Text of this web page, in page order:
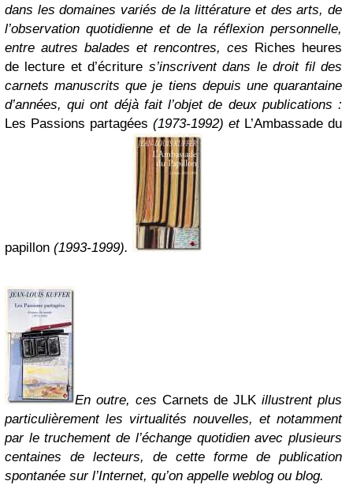
dans les domaines variés de la littérature et des arts, de
l’observation quotidienne et de la réflexion personnelle,
entre autres balades et rencontres, ces Riches heures
de lecture et d’écriture s’inscrivent dans le droit fil des
carnets manuscrits que je tiens depuis une quarantaine
d’années, qui ont déjà fait l’objet de deux publications :
Les Passions partagées (1973-1992) etL’Ambassade du
papillon (1993-1999).
En outre, ces Carnets de JLKillustrent plus
particulièrement les virtualités nouvelles, et notamment
par le truchement de l’échange quotidien avec plusieurs
centaines de lecteurs, de cette forme de publication
spontanée sur l’Internet, qu’on appelle weblog ou blog.